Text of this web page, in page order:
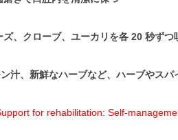
ズ、クローブ、ユーカリを各 20 秒ず
ン汁、新鮮なハーブなど、ハーブやス
for rehabilitation: Self-